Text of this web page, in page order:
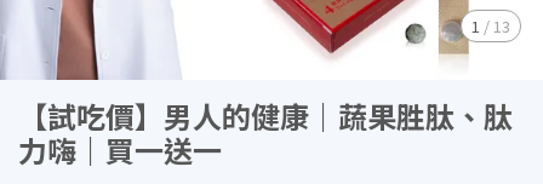
1 / 13
【試吃價】男人的健康｜蔬果胜肽、肽
力嗨｜買一送一